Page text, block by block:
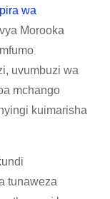
wa
Morooka
uvumbuzi wa
mchango
kuimarisha
tunaweza